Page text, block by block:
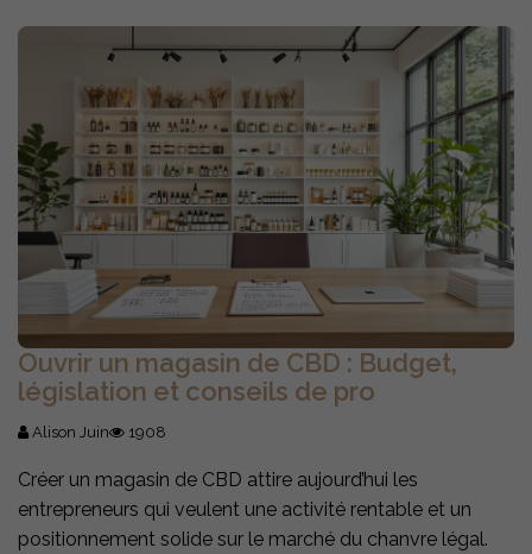
Ouvrir un magasin de CBD : Budget,
législation et conseils de pro
Alison Juin 1908
Créer un magasin de CBD attire aujourd’hui les
entrepreneurs qui veulent une activité rentable et un
positionnement solide sur le marché du chanvre légal.